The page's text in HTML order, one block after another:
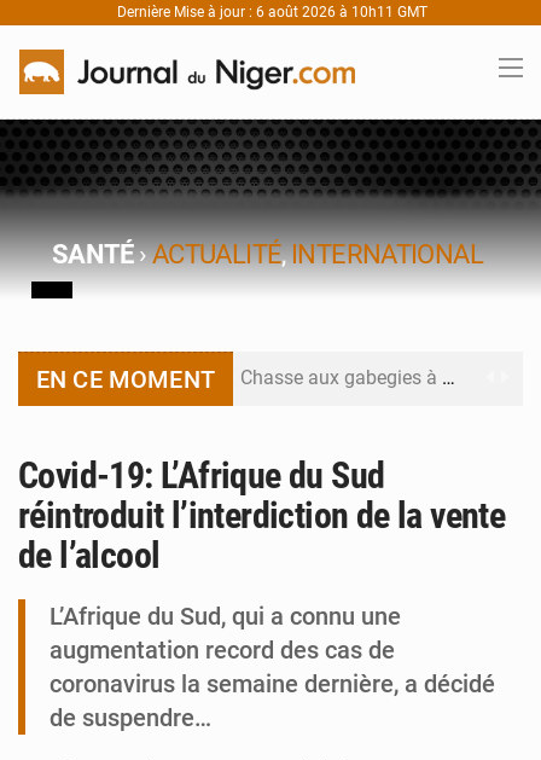
Dernière Mise à jour : 6 août 2026 à 10h11 GMT
SANTÉ›ACTUALITÉ,INTERNATIONAL
EN CE MOMENT Chasse aux gabegies à Niamey : 74 milliards de FCFA recouvrés par la COLDEFF
Covid-19: L’Afrique du Sud
réintroduit l’interdiction de la vente
de l’alcool
L’Afrique du Sud, qui a connu une
augmentation record des cas de
coronavirus la semaine dernière, a décidé
de suspendre…